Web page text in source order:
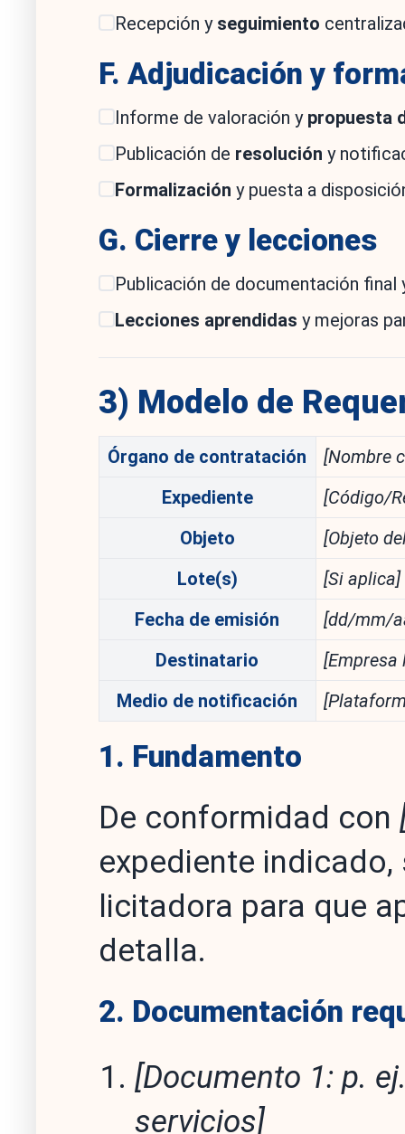
Recepción y seguimiento
F. Adjudicación y
Informe de valoración y propuesta
Publicación de resolución y
Formalización y puesta a
G. Cierre y lecciones
Publicación de documentación final
Lecciones aprendidas y mejoras
3) Modelo de
Órgano de contratación
[Nombre
Expediente
[Código/
Objeto
[Objeto
Lote(s)
[Si aplica]
Fecha de emisión
[dd/mm/
Destinatario
[Empresa
Medio de notificación
1. Fundamento
De conformidad con
expediente
licitadora para que
detalla.
2. Documentación
[Documento 1: p.
servicios]